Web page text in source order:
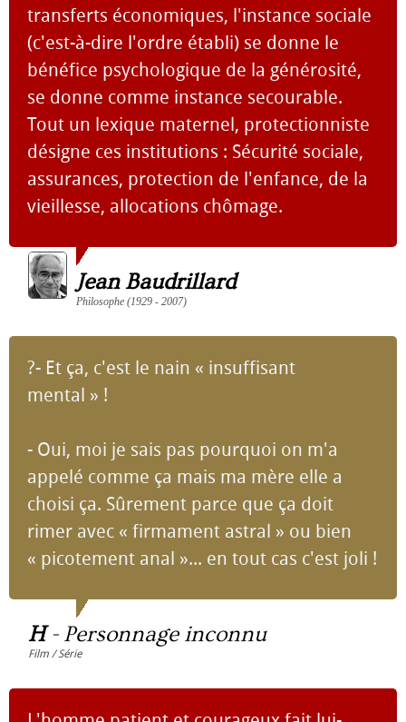
transferts économiques, l'instance sociale
(c'est-à-dire l'ordre établi) se donne le
bénéfice psychologique de la générosité,
se donne comme instance secourable.
Tout un lexique maternel, protectionniste
désigne ces institutions : Sécurité sociale,
assurances, protection de l'enfance, de la
vieillesse, allocations chômage.
Jean Baudrillard
Philosophe (1929 - 2007)
?- Et ça, c'est le nain « insuffisant
mental » !
- Oui, moi je sais pas pourquoi on m'a
appelé comme ça mais ma mère elle a
choisi ça. Sûrement parce que ça doit
rimer avec « firmament astral » ou bien
« picotement anal »... en tout cas c'est joli !
H- Personnage inconnu
Film / Série